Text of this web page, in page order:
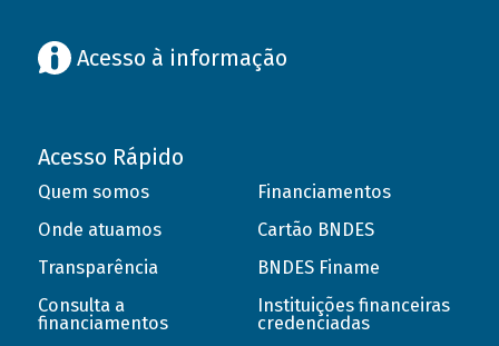
Acesso à informação
Acesso Rápido
Quem somos
Onde atuamos
Transparência
Consulta a
financiamentos
Financiamentos
Cartão BNDES
BNDES Finame
Instituições financeiras
credenciadas